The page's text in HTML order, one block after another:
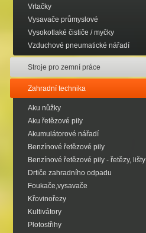
Vrtačky
Vysavače průmyslové
Vysokotlaké čističe / myčky
Vzduchové pneumatické nářadí
Stroje pro zemní práce
Zahradní technika
Aku nůžky
Aku řetězové pily
Akumulátorové nářadí
Benzínové řetězové pily
Benzínové řetězové pily - řetězy, lišty
Drtiče zahradního odpadu
Foukače,vysavače
Křovinořezy
Kultivátory
Plotostřihy